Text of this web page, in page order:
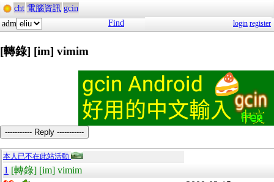
cht 電腦資訊 gcin
adm
Find login register
[轉錄] [im] vimim
----------- Reply -----------
本人已不在此站活動
1 [轉錄] [im] vimim